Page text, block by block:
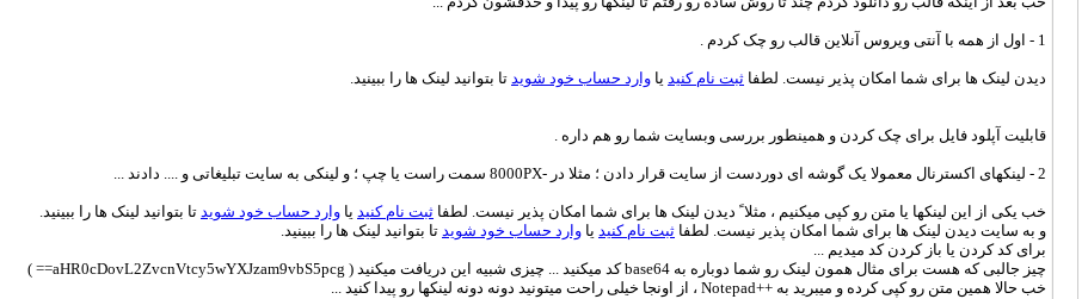
1 - اول از همه با آنتی ویروس آنلاین قالب رو چک کردم .
دیدن لینک ها برای شما امکان پذیر نیست. لطفا ثبت نام کنید یا وارد حساب خود شوید تا بتوانید لینک ها را ببینید.
قابلیت آپلود فایل برای چک کردن و همینطور بررسی وبسایت شما رو هم داره .
2 - لینکهای اکسترنال معمولا یک گوشه ای دوردست از سایت قرار دادن ؛ مثلا در -8000PX سمت راست یا چپ ؛ و لینکی به سایت تبلیغاتی و .... دادند ...
خب یکی از این لینکها یا متن رو کپی میکنیم ، مثلا ً دیدن لینک ها برای شما امکان پذیر نیست. لطفا ثبت نام کنید یا وارد حساب خود شوید تا بتوانید لینک ها را ببینید.
و به سایت دیدن لینک ها برای شما امکان پذیر نیست. لطفا ثبت نام کنید یا وارد حساب خود شوید تا بتوانید لینک ها را ببینید.
برای کد کردن یا باز کردن کد میدیم ...
چیز جالبی که هست برای مثال همون لینک رو شما دوباره به base64 کد میکنید ... چیزی شبیه این دریافت میکنید ( aHR0cDovL2ZvcnVtcy5wYXJzam9vbS5pcg== )
خب حالا همین متن رو کپی کرده و میبرید به ++Notepad ، از اونجا خیلی راحت میتونید دونه دونه لینکها رو پیدا کنید ...